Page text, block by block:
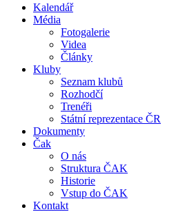
Kalendář
Média
Fotogalerie
Videa
Články
Kluby
Seznam klubů
Rozhodčí
Trenéři
Státní reprezentace ČR
Dokumenty
Čak
O nás
Struktura ČAK
Historie
Vstup do ČAK
Kontakt